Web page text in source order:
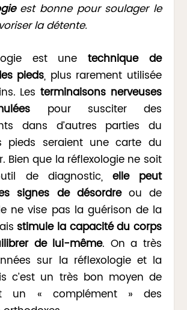
est bonne pour soulager le
la détente.
est une technique de
pieds, plus rarement utilisée
Les terminaisons nerveuses
pour susciter des
dans d’autres parties du
pieds seraient une carte du
Bien que la réflexologie ne soit
de diagnostic, elle peut
signes de désordreou de
ne vise pas la guérison de la
stimule la capacité du corps
de lui-même. On a très
sur la réflexologie et la
c’est un très bon moyen de
un « complément » des